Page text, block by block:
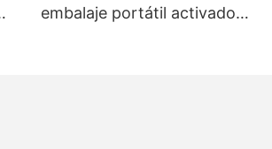
embalaje portátil activado